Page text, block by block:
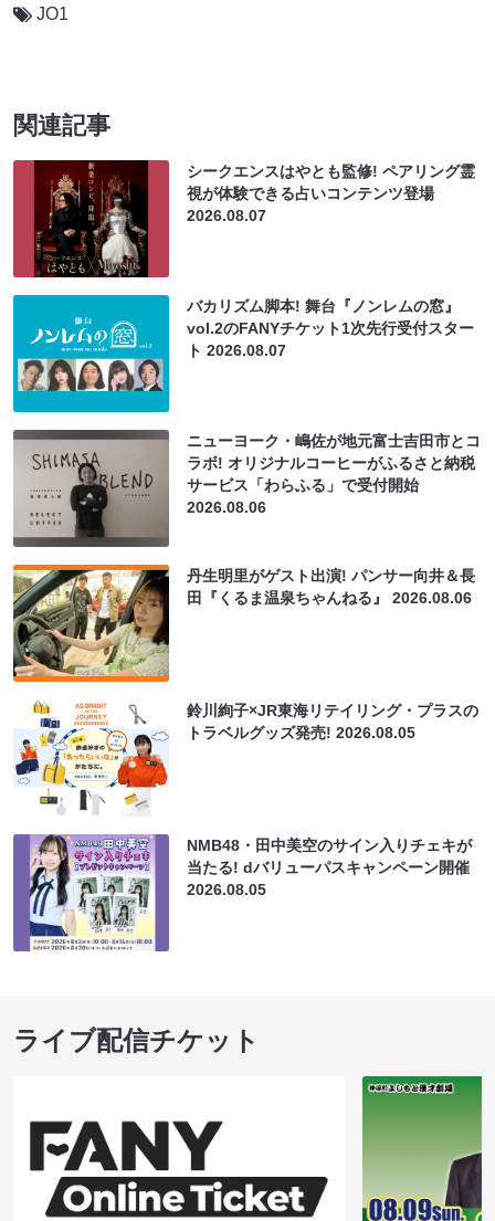
JO1
関連記事
シークエンスはやとも監修! ペアリング霊
視が体験できる占いコンテンツ登場
2026.08.07
バカリズム脚本! 舞台『ノンレムの窓』
vol.2のFANYチケット1次先行受付スター
ト2026.08.07
ニューヨーク・嶋佐が地元富士吉田市とコ
ラボ! オリジナルコーヒーがふるさと納税
サービス「わらふる」で受付開始
2026.08.06
丹生明里がゲスト出演! パンサー向井＆長
田『くるま温泉ちゃんねる』2026.08.06
鈴川絢子×JR東海リテイリング・プラスの
トラベルグッズ発売!2026.08.05
NMB48・田中美空のサイン入りチェキが
当たる! dバリューパスキャンペーン開催
2026.08.05
ライブ配信チケット